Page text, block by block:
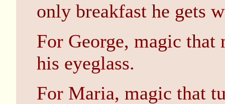
only breakfast he gets
For George, magic
his eyeglass.
For Maria, magic that